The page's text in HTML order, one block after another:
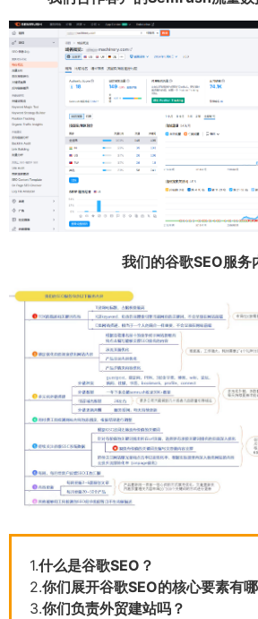
我们的谷歌SEO服务
1.什么是谷歌SEO？
2.你们展开谷歌SEO的核心要素有
3.你们负责外贸建站吗？